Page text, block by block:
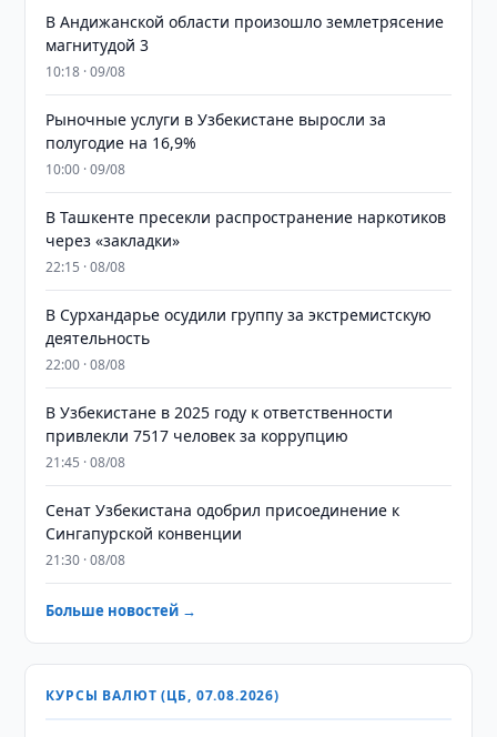
В Андижанской области произошло землетрясение
магнитудой 3
10:18 · 09/08
Рыночные услуги в Узбекистане выросли за
полугодие на 16,9%
10:00 · 09/08
В Ташкенте пресекли распространение наркотиков
через «закладки»
22:15 · 08/08
В Сурхандарье осудили группу за экстремистскую
деятельность
22:00 · 08/08
В Узбекистане в 2025 году к ответственности
привлекли 7517 человек за коррупцию
21:45 · 08/08
Сенат Узбекистана одобрил присоединение к
Сингапурской конвенции
21:30 · 08/08
Больше новостей →
КУРСЫ ВАЛЮТ (ЦБ, 07.08.2026)